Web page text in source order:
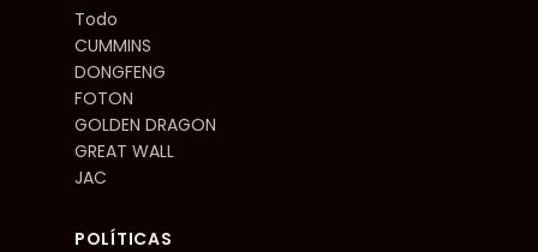
Todo
CUMMINS
DONGFENG
FOTON
GOLDEN DRAGON
GREAT WALL
JAC
POLÍTICAS